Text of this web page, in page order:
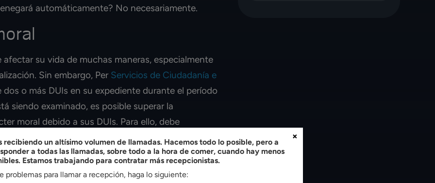
automáticamente? No necesariamente.
su vida de muchas maneras, especialmente
Sin embargo, Per Servicios de Ciudadanía e
o más DUIs en su expediente durante el período
siendo examinado, es posible superar la
moral debido a sus DUIs. Para ello, debe
de otro modo tenía buen carácter moral
su carácter está siendo examinado. Esta podría
solicitar la ciudadanía, incluso si usted tiene
recibiendo un altísimo volumen de llamadas. Hacemos todo lo posible, pero a
a todas las llamadas, sobre todo a la hora de comer, cuando hay menos
Estamos trabajando para contratar más recepcionistas.
problemas para llamar a recepción, haga lo siguiente:
×